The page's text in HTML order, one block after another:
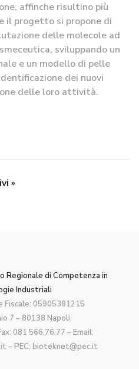
affinche risultino più
il progetto si propone di
delle molecole ad
sviluppando un
e un modello di pelle
dei nuovi
delle loro attività.
»
Regionale di Competenza in
Industriali
Fiscale: 05905381215
7 – 80138 Napoli
081 566.76.77 – Email:
– PEC: bioteknet@pec.it